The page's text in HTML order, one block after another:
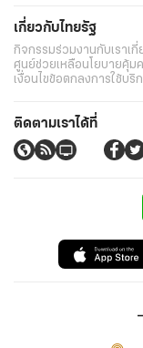
เกี่ยวกับไทยรัฐ
กิจกรรมร่วมงานกับเราเ
ศูนย์ช่วยเหลือนโยบายคุ้ม
เงื่อนไขข้อตกลงการใช้บริ
ติดตามเราได้ที่